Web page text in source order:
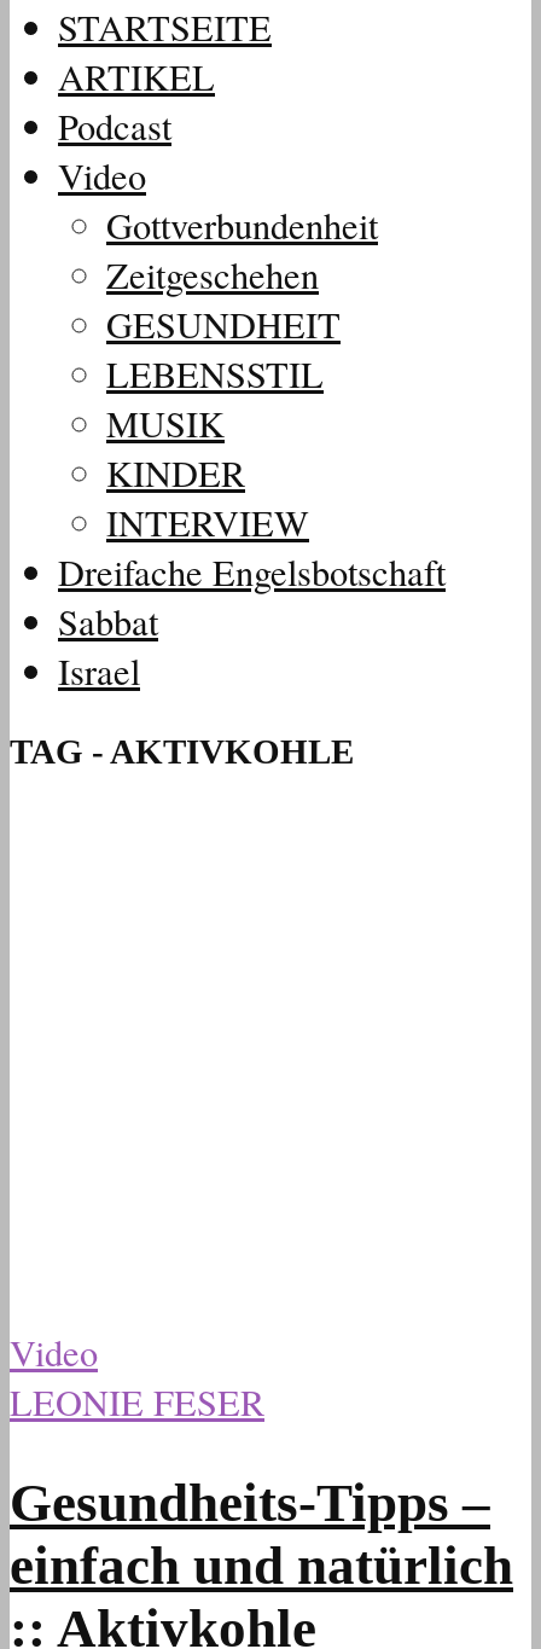
STARTSEITE
ARTIKEL
Podcast
Video
Gottverbundenheit
Zeitgeschehen
GESUNDHEIT
LEBENSSTIL
MUSIK
KINDER
INTERVIEW
Dreifache Engelsbotschaft
Sabbat
Israel
TAG - AKTIVKOHLE
Video
LEONIE FESER
Gesundheits-Tipps –
einfach und natürlich
:: Aktivkohle